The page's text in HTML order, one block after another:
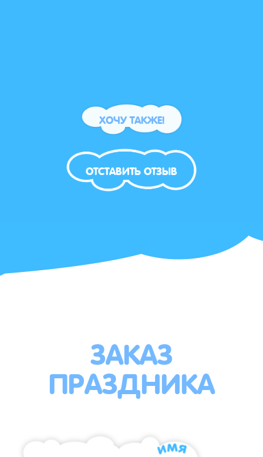
ХОЧУ ТАКЖЕ!
ОТСТАВИТЬ ОТЗЫВ
ЗАКАЗ
ПРАЗДНИКА